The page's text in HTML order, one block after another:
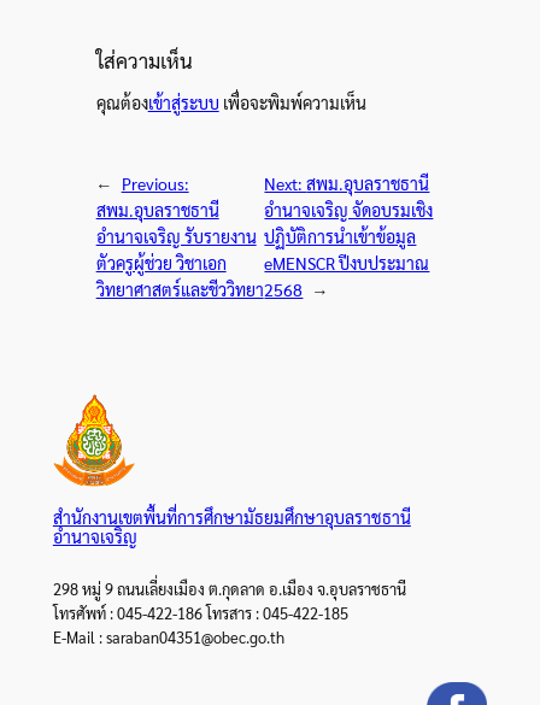
ใส่ความเห็น
คุณต้องเข้าสู่ระบบ เพื่อจะพิมพ์ความเห็น
←
Previous:
สพม.อุบลราชธานี
อำนาจเจริญ รับรายงาน
ตัวครูผู้ช่วย วิชาเอก
วิทยาศาสตร์และชีววิทยา
Next:สพม.อุบลราชธานี
อำนาจเจริญ จัดอบรมเชิง
ปฏิบัติการนำเข้าข้อมูล
eMENSCR ปีงบประมาณ
2568
→
สำนักงานเขตพื้นที่การศึกษามัธยมศึกษาอุบลราชธานี
อำนาจเจริญ
298 หมู่ 9 ถนนเลี่ยงเมือง ต.กุดลาด อ.เมือง จ.อุบลราชธานี
โทรศัพท์ : 045-422-186 โทรสาร : 045-422-185
E-Mail : saraban04351@obec.go.th